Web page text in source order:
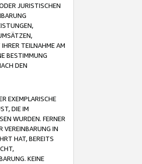
JURISTISCHEN
TEILNAHME AM
BESTIMMUNG
DEN
EXEMPLARISCHE
DIE IM
WURDEN. FERNER
VEREINBARUNG IN
HAT, BEREITS
KEINE